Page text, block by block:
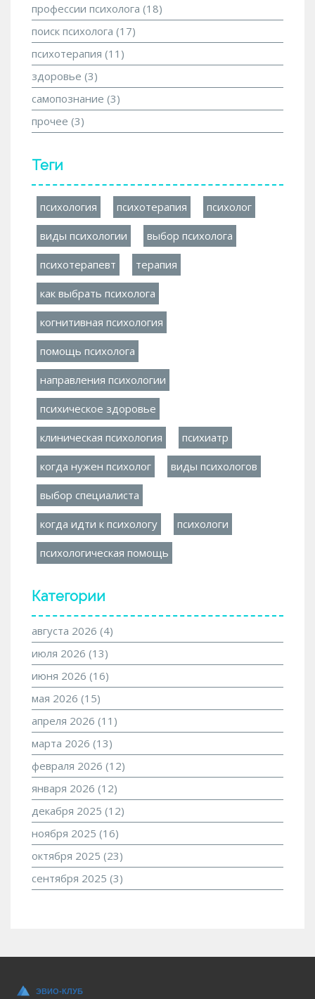
профессии психолога (18)
поиск психолога (17)
психотерапия (11)
здоровье (3)
самопознание (3)
прочее (3)
Теги
психология психотерапия психолог
виды психологии выбор психолога
психотерапевт терапия
как выбрать психолога
когнитивная психология
помощь психолога
направления психологии
психическое здоровье
клиническая психология психиатр
когда нужен психолог виды психологов
выбор специалиста
когда идти к психологу психологи
психологическая помощь
Категории
августа 2026 (4)
июля 2026 (13)
июня 2026 (16)
мая 2026 (15)
апреля 2026 (11)
марта 2026 (13)
февраля 2026 (12)
января 2026 (12)
декабря 2025 (12)
ноября 2025 (16)
октября 2025 (23)
сентября 2025 (3)